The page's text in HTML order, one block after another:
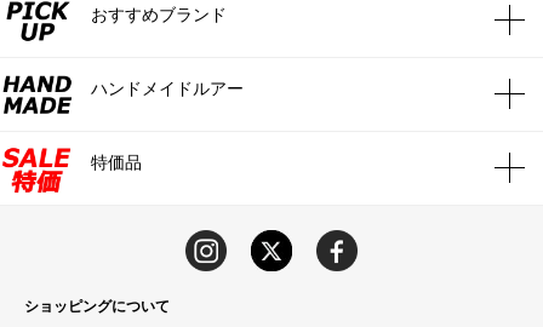
おすすめブランド
ハンドメイドルアー
特価品
ショッピングについて